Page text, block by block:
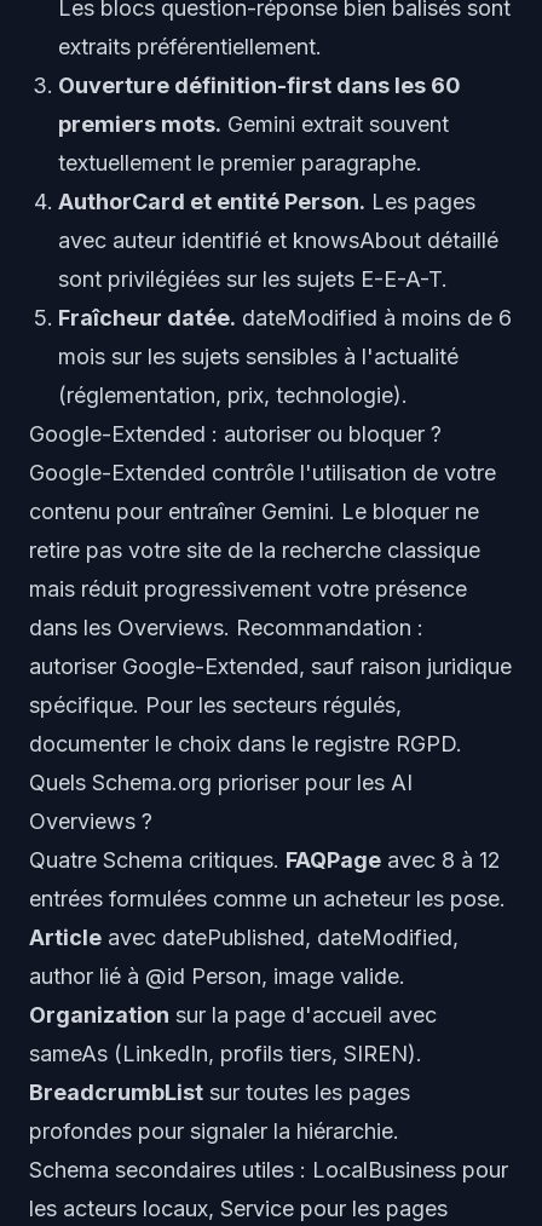
Les blocs question-réponse bien balisés sont
extraits préférentiellement.
Ouverture définition-first dans les 60
premiers mots. Gemini extrait souvent
textuellement le premier paragraphe.
AuthorCard et entité Person. Les pages
avec auteur identifié et knowsAbout détaillé
sont privilégiées sur les sujets E-E-A-T.
Fraîcheur datée. dateModified à moins de 6
mois sur les sujets sensibles à l'actualité
(réglementation, prix, technologie).
Google-Extended : autoriser ou bloquer ?
Google-Extended contrôle l'utilisation de votre
contenu pour entraîner Gemini. Le bloquer ne
retire pas votre site de la recherche classique
mais réduit progressivement votre présence
dans les Overviews. Recommandation :
autoriser Google-Extended, sauf raison juridique
spécifique. Pour les secteurs régulés,
documenter le choix dans le registre RGPD.
Quels Schema.org prioriser pour les AI
Overviews ?
Quatre Schema critiques. FAQPage avec 8 à 12
entrées formulées comme un acheteur les pose.
Article avec datePublished, dateModified,
author lié à @id Person, image valide.
Organization sur la page d'accueil avec
sameAs (LinkedIn, profils tiers, SIREN).
BreadcrumbList sur toutes les pages
profondes pour signaler la hiérarchie.
Schema secondaires utiles : LocalBusiness pour
les acteurs locaux, Service pour les pages